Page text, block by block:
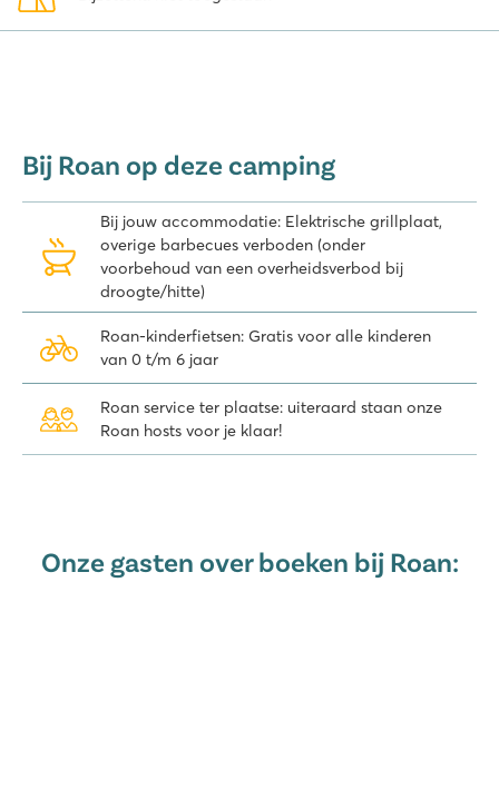
Bij Roan op deze camping
Bij jouw accommodatie: Elektrische grillplaat,
overige barbecues verboden (onder
voorbehoud van een overheidsverbod bij
droogte/hitte)
Roan-kinderfietsen: Gratis voor alle kinderen
van 0 t/m 6 jaar
Roan service ter plaatse: uiteraard staan onze
Roan hosts voor je klaar!
Onze gasten over boeken bij Roan: